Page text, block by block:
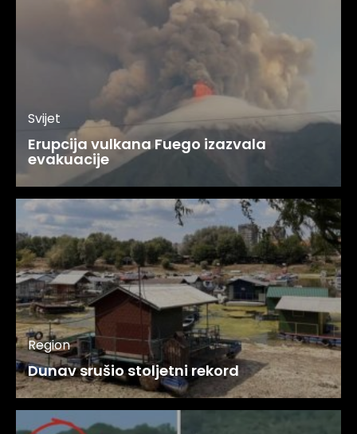
Svijet
Erupcija vulkana Fuego izazvala
evakuacije
Region
Dunav srušio stoljetni rekord